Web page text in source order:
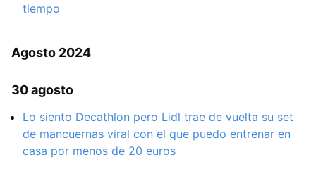
tiempo
Agosto 2024
30 agosto
Lo siento Decathlon pero Lidl trae de vuelta su set
de mancuernas viral con el que puedo entrenar en
casa por menos de 20 euros